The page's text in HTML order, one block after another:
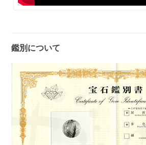
鑑別について